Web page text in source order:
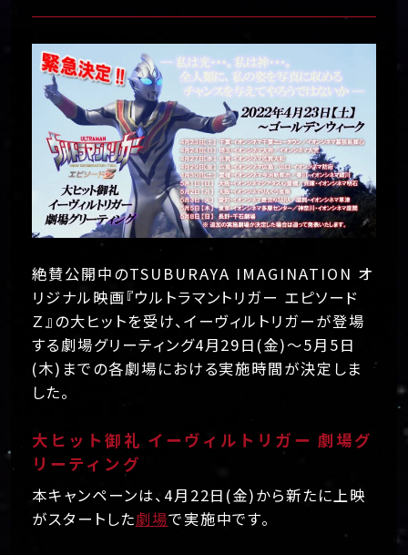
絶賛公開中のTSUBURAYA IMAGINATION オ
リジナル映画『ウルトラマントリガー エピソード
Ｚ』の大ヒットを受け、イーヴィルトリガーが登場
する劇場グリーティング4月29日(金)～5月5日
(木)までの各劇場における実施時間が決定しま
した。
大ヒット御礼 イーヴィルトリガー 劇場グ
リーティング
本キャンペーンは、4月22日(金)から新たに上映
がスタートした劇場で実施中です。